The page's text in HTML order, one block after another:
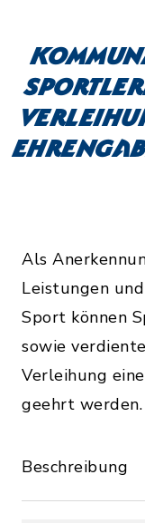
Als
Leistungen
Sport können
sowie
Verleihung
geehrt werden.
Beschreibung